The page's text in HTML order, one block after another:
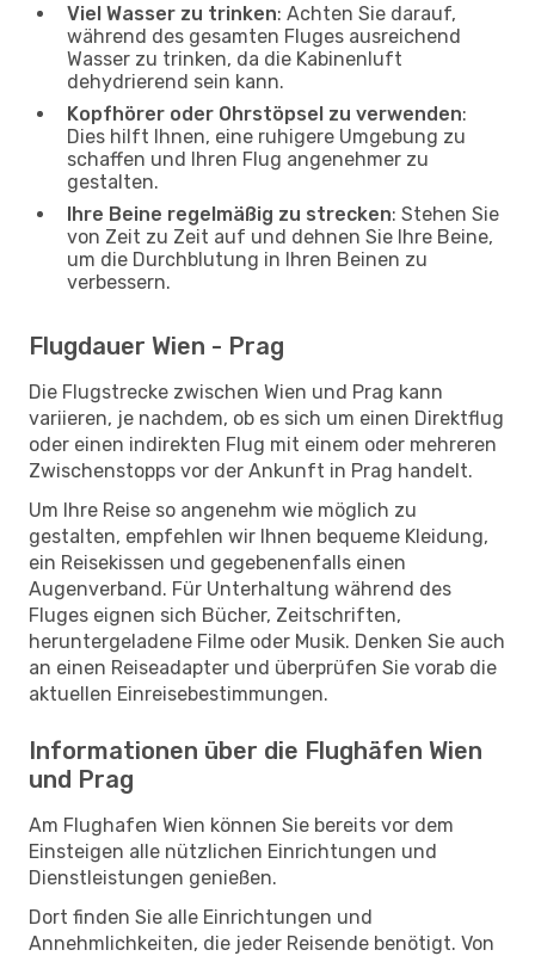
Viel Wasser zu trinken: Achten Sie darauf,
während des gesamten Fluges ausreichend
Wasser zu trinken, da die Kabinenluft
dehydrierend sein kann.
Kopfhörer oder Ohrstöpsel zu verwenden:
Dies hilft Ihnen, eine ruhigere Umgebung zu
schaffen und Ihren Flug angenehmer zu
gestalten.
Ihre Beine regelmäßig zu strecken: Stehen Sie
von Zeit zu Zeit auf und dehnen Sie Ihre Beine,
um die Durchblutung in Ihren Beinen zu
verbessern.
Flugdauer Wien - Prag
Die Flugstrecke zwischen Wien und Prag kann
variieren, je nachdem, ob es sich um einen Direktflug
oder einen indirekten Flug mit einem oder mehreren
Zwischenstopps vor der Ankunft in Prag handelt.
Um Ihre Reise so angenehm wie möglich zu
gestalten, empfehlen wir Ihnen bequeme Kleidung,
ein Reisekissen und gegebenenfalls einen
Augenverband. Für Unterhaltung während des
Fluges eignen sich Bücher, Zeitschriften,
heruntergeladene Filme oder Musik. Denken Sie auch
an einen Reiseadapter und überprüfen Sie vorab die
aktuellen Einreisebestimmungen.
Informationen über die Flughäfen Wien
und Prag
Am Flughafen Wien können Sie bereits vor dem
Einsteigen alle nützlichen Einrichtungen und
Dienstleistungen genießen.
Dort finden Sie alle Einrichtungen und
Annehmlichkeiten, die jeder Reisende benötigt. Von